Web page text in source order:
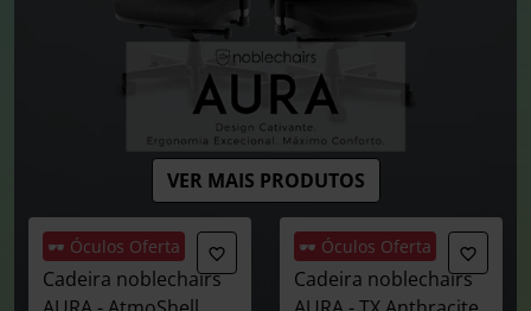
🕶️ Óculos Oferta
Cadeira noblechairs
🕶️ Óculos Oferta
Cadeira noblechairs
VER MAIS PRODUTOS